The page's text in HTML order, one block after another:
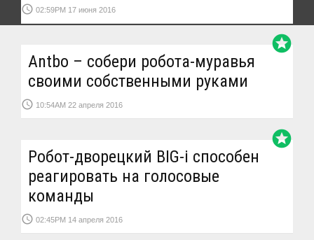
access_time 02:59PM 17 июня 2016
Antbo – собери робота-муравья
своими собственными руками
stars
access_time 10:54AM 22 апреля 2016
Робот-дворецкий BIG-i способен
реагировать на голосовые
команды
stars
access_time 02:45PM 14 апреля 2016